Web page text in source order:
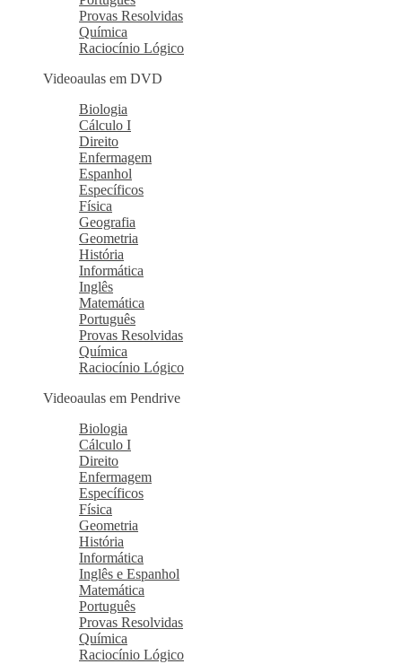
Provas Resolvidas
Química
Raciocínio Lógico
Videoaulas em DVD
Biologia
Cálculo I
Direito
Enfermagem
Espanhol
Específicos
Física
Geografia
Geometria
História
Informática
Inglês
Matemática
Português
Provas Resolvidas
Química
Raciocínio Lógico
Videoaulas em Pendrive
Biologia
Cálculo I
Direito
Enfermagem
Específicos
Física
Geometria
História
Informática
Inglês e Espanhol
Matemática
Português
Provas Resolvidas
Química
Raciocínio Lógico